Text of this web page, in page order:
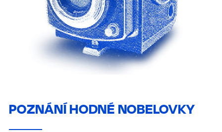
POZNÁNÍ HODNÉ NOBELOVKY